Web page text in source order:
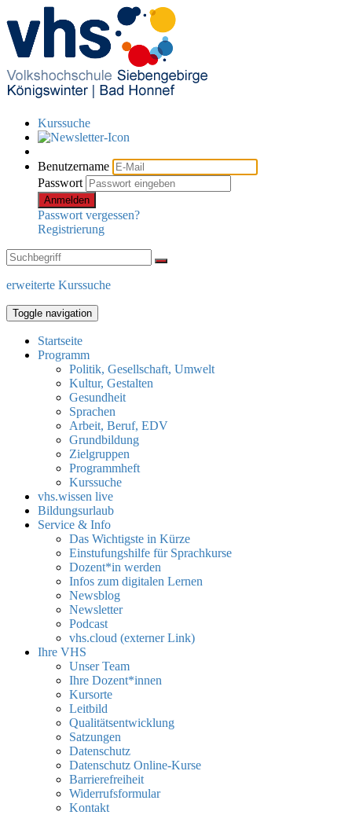
Kurssuche
Benutzername
Passwort
Anmelden
Passwort vergessen?
Registrierung
erweiterte Kurssuche
Toggle navigation
Startseite
Programm
Politik, Gesellschaft, Umwelt
Kultur, Gestalten
Gesundheit
Sprachen
Arbeit, Beruf, EDV
Grundbildung
Zielgruppen
Programmheft
Kurssuche
vhs.wissen live
Bildungsurlaub
Service & Info
Das Wichtigste in Kürze
Einstufungshilfe für Sprachkurse
Dozent*in werden
Infos zum digitalen Lernen
Newsblog
Newsletter
Podcast
vhs.cloud (externer Link)
Ihre VHS
Unser Team
Ihre Dozent*innen
Kursorte
Leitbild
Qualitätsentwicklung
Satzungen
Datenschutz
Datenschutz Online-Kurse
Barrierefreiheit
Widerrufsformular
Kontakt